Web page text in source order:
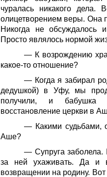
чуралась никакого дела.
олицетворением веры. Она
Никогда не обсуждалось
Просто являлось нормой
— К возрождению
какое-то отношение?
— Когда я забирал
дедушкой) в Уфу, мы
получили, и бабушка
восстановление церкви в
— Какими судьбами,
Аше?
— Супруга
за ней ухаживать. Да и
возвращении на родину.